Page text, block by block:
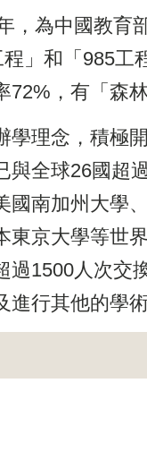
，為中國教育
」和「985工
72%，有「森
學理念，積極
與全球26國超
國南加州大學
東京大學等世
過1500人次交
進行其他的學